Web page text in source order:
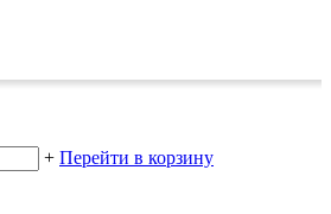
+ Перейти в корзину